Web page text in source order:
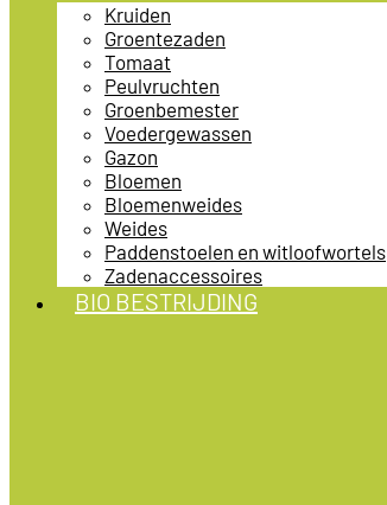
Kruiden
Groentezaden
Tomaat
Peulvruchten
Groenbemester
Voedergewassen
Gazon
Bloemen
Bloemenweides
Weides
Paddenstoelen en witloofwortels
Zadenaccessoires
BIO BESTRIJDING